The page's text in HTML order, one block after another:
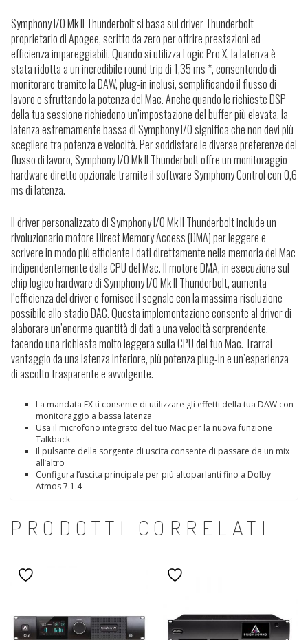
Symphony I/O Mk II Thunderbolt si basa sul driver Thunderbolt
proprietario di Apogee, scritto da zero per offrire prestazioni ed
efficienza impareggiabili.Quando si utilizza Logic Pro X, la latenza è
stata ridotta a un incredibile round trip di 1,35 ms *, consentendo di
monitorare tramite la DAW, plug-in inclusi, semplificando il flusso di
lavoro e sfruttando la potenza del Mac. Anche quando le richieste DSP
della tua sessione richiedono un’impostazione del buffer più elevata, la
latenza estremamente bassa di Symphony I/O significa che non devi più
scegliere tra potenza e velocità.Per soddisfare le diverse preferenze del
flusso di lavoro, Symphony I/O Mk II Thunderbolt offre un monitoraggio
hardware diretto opzionale tramite il software Symphony Control con 0,6
ms di latenza.
Il driver personalizzato di Symphony I/O Mk II Thunderbolt include un
rivoluzionario motore Direct Memory Access (DMA) per leggere e
scrivere in modo più efficiente i dati direttamente nella memoria del Mac
indipendentemente dalla CPU del Mac.Il motore DMA, in esecuzione sul
chip logico hardware di Symphony I/O Mk II Thunderbolt, aumenta
l’efficienza del driver e fornisce il segnale con la massima risoluzione
possibile allo stadio DAC. Questa implementazione consente al driver di
elaborare un’enorme quantità di dati a una velocità sorprendente,
facendo una richiesta molto leggera sulla CPU del tuo Mac. Trarrai
vantaggio da una latenza inferiore, più potenza plug-in e un’esperienza
di ascolto trasparente e avvolgente.
La mandata FX ti consente di utilizzare gli effetti della tua DAW con
monitoraggio a bassa latenza
Usa il microfono integrato del tuo Mac per la nuova funzione
Talkback
Il pulsante della sorgente di uscita consente di passare da un mix
all’altro
Configura l’uscita principale per più altoparlanti fino a Dolby
Atmos 7.1.4
PRODOTTI CORRELATI